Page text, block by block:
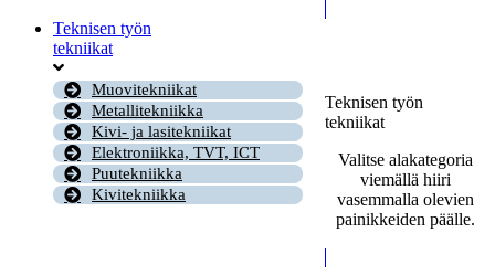
Teknisen työn
tekniikat
Muovitekniikat
Metallitekniikka
Kivi- ja lasitekniikat
Elektroniikka, TVT, ICT
Puutekniikka
Kivitekniikka
Teknisen työn
tekniikat
Valitse alakategoria
viemällä hiiri
vasemmalla olevien
painikkeiden päälle.